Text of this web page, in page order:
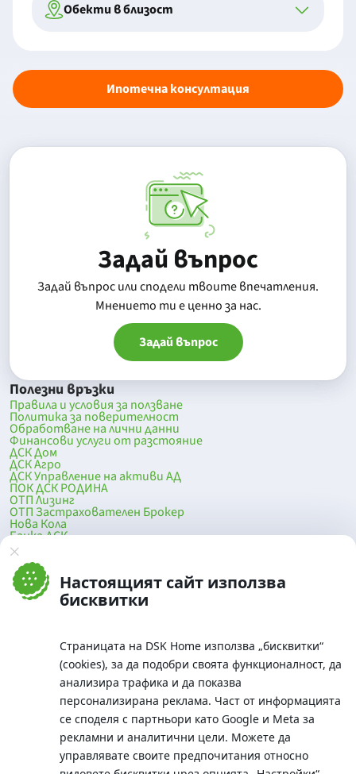
Настоящият сайт използва
бисквитки
Страницата на DSK Home използва „бисквитки“
(cookies), за да подобри своята функционалност, да
анализира трафика и да показва
персонализирана реклама. Част от информацията
се споделя с партньори като Google и Meta за
рекламни и аналитични цели. Можете да
управлявате своите предпочитания относно
Обекти в близост
Ипотечна консултация
Задай въпрос
Задай въпрос или сподели твоите впечатления.
Mнението ти е ценно за нас.
Задай въпрос
Полезни връзки
Правила и условия за ползване
Политика за поверителност
Обработване на лични данни
Финансови услуги от разстояние
ДСК Дом
ДСК Агро
ДСК Управление на активи АД
ПОК ДСК РОДИНА
ОТП Лизинг
ОТП Застрахователен Брокер
Нова Кола
Банка ДСК
DSK Mobile
Оферти за продажба от Банка ДСК
Клонова мрежа и банкомати
До началото на страницата
Телефон:
0700 10 375 / *2375